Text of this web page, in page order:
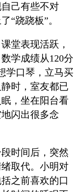
己有些不对
“跷跷板”。
堂表现活跃，
学成绩从120分
学口琴，立马买
时，室友都已
，坐在阳台看
闪出很多念
时间后，突然
取代。小明对
之前喜欢的口